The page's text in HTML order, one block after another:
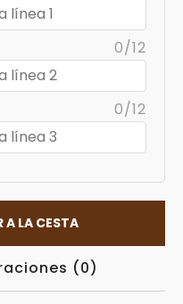
0/12
0/12
A LA CESTA
(0)